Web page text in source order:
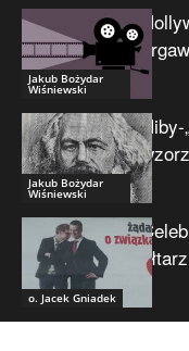
Jakub Bożydar
Wiśniewski
Jakub Bożydar
Wiśniewski
Niby-
o. Jacek Gniadek